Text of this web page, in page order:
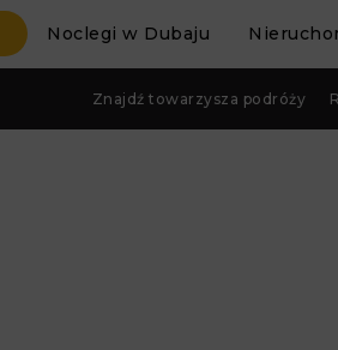
Noclegi w Dubaju
Znajdź towarzysza podróży